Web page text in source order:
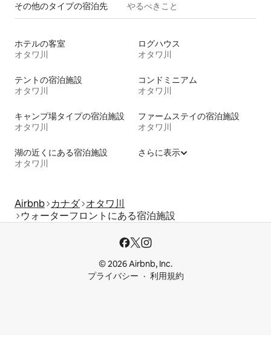
その他のタ⁠イ⁠プ⁠の宿⁠泊⁠先 やるべきこと
ホテルの客室
オタワ川
ログハウス
オタワ川
テントの宿泊施設
オタワ川
コンドミニアム
オタワ川
キャンプ場タイプの宿泊施設
オタワ川
ファームステイの宿泊施設
オタワ川
湖の近くにある宿泊施設
オタワ川
さらに表示
Airbnb カナダ オタワ川
ウォーターフロントにある宿泊施設
© 2026 Airbnb, Inc.
プライバシー
利用規約